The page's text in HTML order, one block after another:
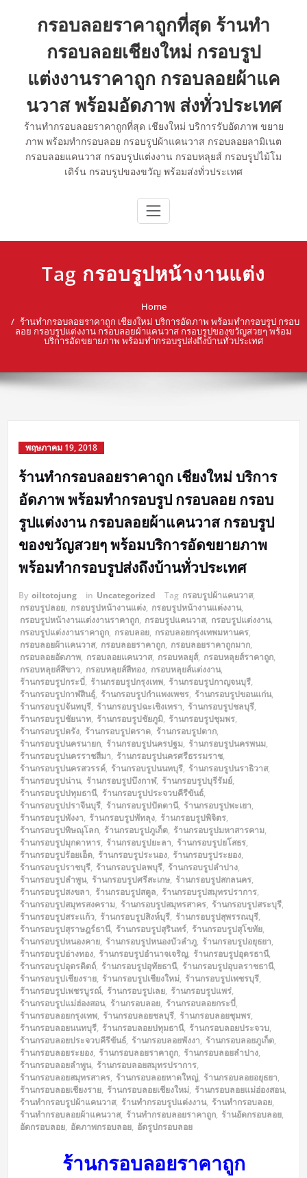
กรอบลอยราคาถูกที่สุด ร้านทำ
กรอบลอยเชียงใหม่ กรอบรูป
แต่งงานราคาถูก กรอบลอยผ้าแค
นวาส พร้อมอัดภาพ ส่งทั่วประเทศ
ร้านทำกรอบลอยราคาถูกที่สุด เชียงใหม่ บริการรับอัดภาพ ขยาย
ภาพ พร้อมทำกรอบลอย กรอบรูปผ้าแคนวาส กรอบลอยลามิเนต
กรอบลอยแคนวาส กรอบรูปแต่งงาน กรอบหลุยส์ กรอบรูปไม้โม
เดิร์น กรอบรูปของขวัญ พร้อมส่งทั่วประเทศ
Tag กรอบรูปหน้างานแต่ง
Home
ร้านทำกรอบลอยราคาถูก เชียงใหม่ บริการอัดภาพ พร้อมทำกรอบรูป กรอบ
ลอย กรอบรูปแต่งงาน กรอบลอยผ้าแคนวาส กรอบรูปของขวัญสวยๆ พร้อม
บริการอัดขยายภาพ พร้อมทำกรอบรูปส่งถึงบ้านทั่วประเทศ
พฤษภาคม 19, 2018
ร้านทำกรอบลอยราคาถูก เชียงใหม่ บริการ
อัดภาพ พร้อมทำกรอบรูป กรอบลอย กรอบ
รูปแต่งงาน กรอบลอยผ้าแคนวาส กรอบรูป
ของขวัญสวยๆ พร้อมบริการอัดขยายภาพ
พร้อมทำกรอบรูปส่งถึงบ้านทั่วประเทศ
By oiltotojung in Uncategorized Tag กรอบรูปผ้าแคนวาส,
กรอบรูปลอย, กรอบรูปหน้างานแต่ง, กรอบรูปหน้างานแต่งงาน,
กรอบรูปหน้างานแต่งงานราคาถูก, กรอบรูปแคนวาส, กรอบรูปแต่งงาน,
กรอบรูปแต่งงานราคาถูก, กรอบลอย, กรอบลอยกรุงเทพมหานคร,
กรอบลอยผ้าแคนวาส, กรอบลอยราคาถูก, กรอบลอยราคาถูกมาก,
กรอบลอยอัดภาพ, กรอบลอยแคนวาส, กรอบหลยุส์, กรอบหลุยส์ราคาถูก,
กรอบหลุยส์สีขาว, กรอบหลุยส์สีทอง, กรอบหลุยส์แต่งงาน,
ร้านกรอบรูปกระบี่, ร้านกรอบรูปกรุงเทพ, ร้านกรอบรูปกาญจนบุรี,
ร้านกรอบรูปกาฬสินธุ์, ร้านกรอบรูปกำแพงเพชร, ร้านกรอบรูปขอนแก่น,
ร้านกรอบรูปจันทบุรี, ร้านกรอบรูปฉะเชิงเทรา, ร้านกรอบรูปชลบุรี,
ร้านกรอบรูปชัยนาท, ร้านกรอบรูปชัยภูมิ, ร้านกรอบรูปชุมพร,
ร้านกรอบรูปตรัง, ร้านกรอบรูปตราด, ร้านกรอบรูปตาก,
ร้านกรอบรูปนครนายก, ร้านกรอบรูปนครปฐม, ร้านกรอบรูปนครพนม,
ร้านกรอบรูปนครราชสีมา, ร้านกรอบรูปนครศรีธรรมราช,
ร้านกรอบรูปนครสวรรค์, ร้านกรอบรูปนนทบุรี, ร้านกรอบรูปนราธิวาส,
ร้านกรอบรูปน่าน, ร้านกรอบรูปบึงกาฬ, ร้านกรอบรูปบุรีรัมย์,
ร้านกรอบรูปปทุมธานี, ร้านกรอบรูปประจวบคีรีขันธ์,
ร้านกรอบรูปปราจีนบุรี, ร้านกรอบรูปปัตตานี, ร้านกรอบรูปพะเยา,
ร้านกรอบรูปพังงา, ร้านกรอบรูปพัทลุง, ร้านกรอบรูปพิจิตร,
ร้านกรอบรูปพิษณุโลก, ร้านกรอบรูปภูเก็ต, ร้านกรอบรูปมหาสารคาม,
ร้านกรอบรูปมุกดาหาร, ร้านกรอบรูปยะลา, ร้านกรอบรูปยโสธร,
ร้านกรอบรูปร้อยเอ็ด, ร้านกรอบรูประนอง, ร้านกรอบรูประยอง,
ร้านกรอบรูปราชบุรี, ร้านกรอบรูปลพบุรี, ร้านกรอบรูปลำปาง,
ร้านกรอบรูปลำพูน, ร้านกรอบรูปศรีสะเกษ, ร้านกรอบรูปสกลนคร,
ร้านกรอบรูปสงขลา, ร้านกรอบรูปสตูล, ร้านกรอบรูปสมุทรปราการ,
ร้านกรอบรูปสมุทรสงคราม, ร้านกรอบรูปสมุทรสาคร, ร้านกรอบรูปสระบุรี,
ร้านกรอบรูปสระแก้ว, ร้านกรอบรูปสิงห์บุรี, ร้านกรอบรูปสุพรรณบุรี,
ร้านกรอบรูปสุราษฎร์ธานี, ร้านกรอบรูปสุรินทร์, ร้านกรอบรูปสุโขทัย,
ร้านกรอบรูปหนองคาย, ร้านกรอบรูปหนองบัวลำภู, ร้านกรอบรูปอยุธยา,
ร้านกรอบรูปอ่างทอง, ร้านกรอบรูปอำนาจเจริญ, ร้านกรอบรูปอุดรธานี,
ร้านกรอบรูปอุตรดิตถ์, ร้านกรอบรูปอุทัยธานี, ร้านกรอบรูปอุบลราชธานี,
ร้านกรอบรูปเชียงราย, ร้านกรอบรูปเชียงใหม่, ร้านกรอบรูปเพชรบุรี,
ร้านกรอบรูปเพชรบูรณ์, ร้านกรอบรูปเลย, ร้านกรอบรูปแพร่,
ร้านกรอบรูปแม่ฮ่องสอน, ร้านกรอบลอย, ร้านกรอบลอยกระบี่,
ร้านกรอบลอยกรุงเทพ, ร้านกรอบลอยชลบุรี, ร้านกรอบลอยชุมพร,
ร้านกรอบลอยนนทบุรี, ร้านกรอบลอยปทุมธานี, ร้านกรอบลอยประจวบ,
ร้านกรอบลอยประจวบคีรีขันธ์, ร้านกรอบลอยพังงา, ร้านกรอบลอยภูเก็ต,
ร้านกรอบลอยระยอง, ร้านกรอบลอยราคาถูก, ร้านกรอบลอยลำปาง,
ร้านกรอบลอยลำพูน, ร้านกรอบลอยสมุทรปราการ,
ร้านกรอบลอยสมุทรสาคร, ร้านกรอบลอยหาดใหญ่, ร้านกรอบลอยอยุธยา,
ร้านกรอบลอยเชียงราย, ร้านกรอบลอยเชียงใหม่, ร้านกรอบลอยแม่ฮ่องสอน,
ร้านทำกรอบรูปผ้าแคนวาส, ร้านทำกรอบรูปแต่งงาน, ร้านทำกรอบลอย,
ร้านทำกรอบลอยผ้าแคนวาส, ร้านทำกรอบลอยราคาถูก, ร้านอัดกรอบลอย,
อัดกรอบลอย, อัดภาพกรอบลอย, อัดรูปกรอบลอย
ร้านกรอบลอยราคาถูก